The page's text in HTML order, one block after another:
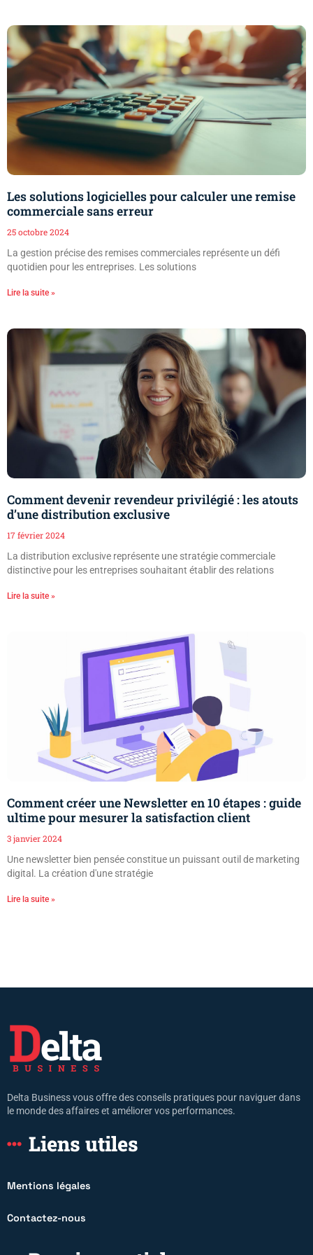
Les solutions logicielles pour calculer une remise
commerciale sans erreur
25 octobre 2024
La gestion précise des remises commerciales représente un défi
quotidien pour les entreprises. Les solutions
Lire la suite »
Comment devenir revendeur privilégié : les atouts
d’une distribution exclusive
17 février 2024
La distribution exclusive représente une stratégie commerciale
distinctive pour les entreprises souhaitant établir des relations
Lire la suite »
Comment créer une Newsletter en 10 étapes : guide
ultime pour mesurer la satisfaction client
3 janvier 2024
Une newsletter bien pensée constitue un puissant outil de marketing
digital. La création d'une stratégie
Lire la suite »
Delta Business vous offre des conseils pratiques pour naviguer dans
le monde des affaires et améliorer vos performances.
Liens utiles
Mentions légales
Contactez-nous